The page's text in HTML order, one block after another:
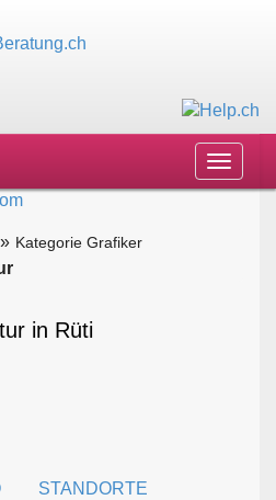
Toggle
Kategorie Grafiker
in Rüti
STANDORTE